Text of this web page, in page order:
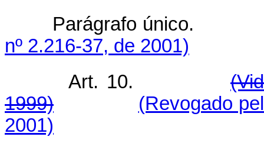
Parágrafo único.
nº 2.216-37, de 2001)
Art. 10.
1999)
(Revogado
2001)